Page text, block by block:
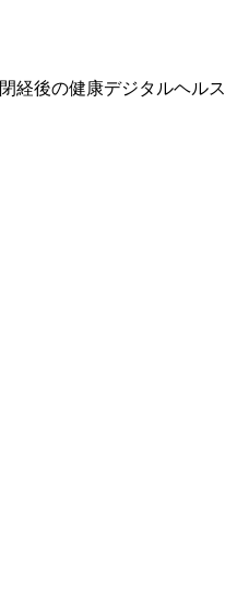
閉経後の健康デジタルヘルス